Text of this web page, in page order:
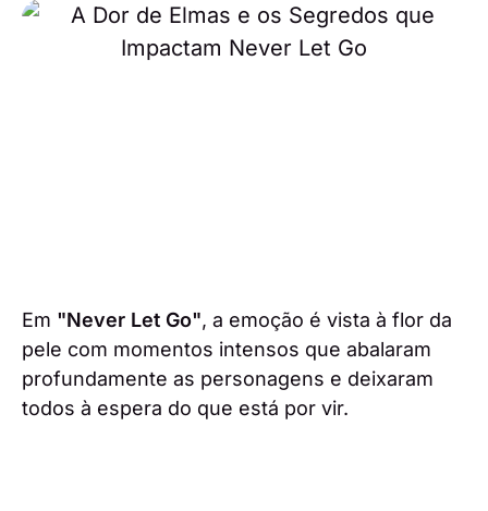
Em "Never Let Go", a emoção é vista à flor da
pele com momentos intensos que abalaram
profundamente as personagens e deixaram
todos à espera do que está por vir.